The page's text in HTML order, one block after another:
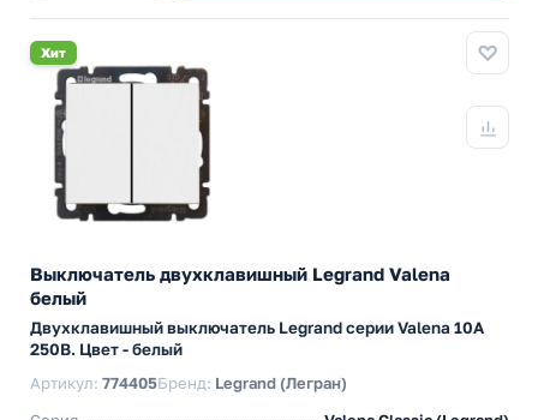
Хит
Выключатель двухклавишный Legrand Valena
белый
Двухклавишный выключатель Legrand серии Valena 10А
250В. Цвет - белый
Артикул: 774405Бренд: Legrand (Легран)